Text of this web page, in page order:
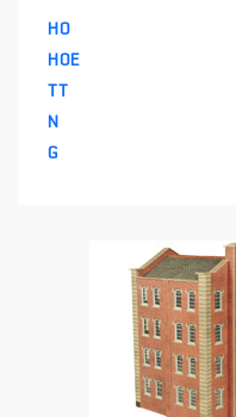
HO
HOE
TT
N
G